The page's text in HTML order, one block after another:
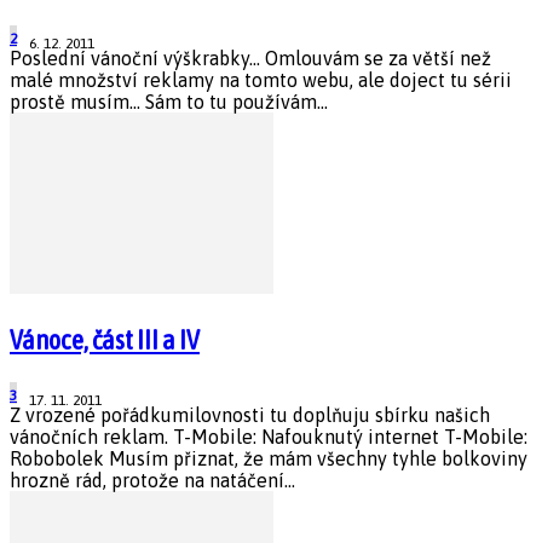
6. 12. 2011
2
Poslední vánoční výškrabky... Omlouvám se za větší než
malé množství reklamy na tomto webu, ale doject tu sérii
prostě musím... Sám to tu používám...
Vánoce, část III a IV
17. 11. 2011
3
Z vrozené pořádkumilovnosti tu doplňuju sbírku našich
vánočních reklam. T-Mobile: Nafouknutý internet T-Mobile:
Robobolek Musím přiznat, že mám všechny tyhle bolkoviny
hrozně rád, protože na natáčení...